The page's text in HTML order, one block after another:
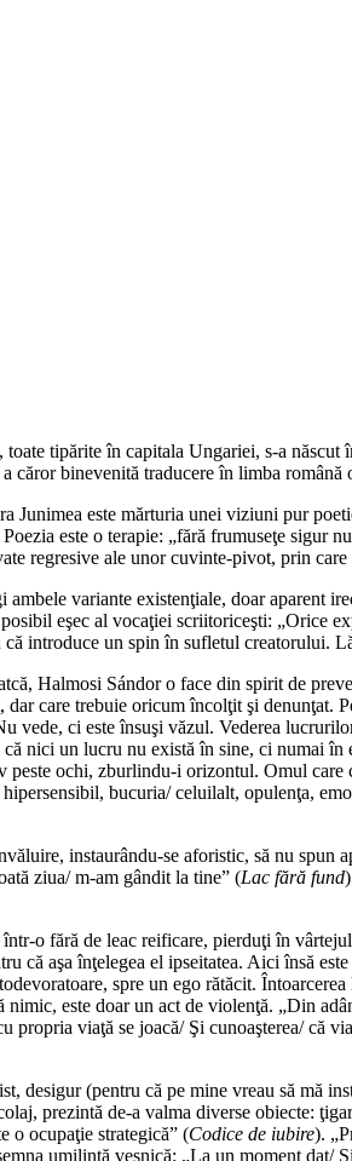
tipărite în capitala Ungariei, s-a
căror binevenită traducere în limba română
Junimea este mărturia unei viziuni pur
este o terapie: „fără frumuseţe sigur
regresive ale unor cuvinte-pivot, prin care
variante existenţiale, doar aparent
eşec al vocaţiei scriitoriceşti: „Orice
introduce un spin în sufletul creatorului.
Halmosi Sándor o face din spirit de
care trebuie oricum încolţit şi denunţat.
ci este însuşi văzul. Vederea
nici un lucru nu există în sine, ci numai
ochi, zburlindu-i orizontul. Omul
bucuria/ celuilalt, opulenţa,
instaurându-se aforistic, să nu
ziua/ m-am gândit la tine” (Lac fără fund
o fără de leac reificare, pierduţi în
că aşa înţelegea el ipseitatea. Aici însă
spre un ego rătăcit.
este doar un act de violenţă. „Din
viaţă se joacă/ Şi cunoaşterea/ că
(pentru că pe mine vreau să mă
prezintă de-a valma diverse obiecte:
o ocupaţie strategică” (Codice de iubire).
umilinţă veşnică: „La un moment dat/